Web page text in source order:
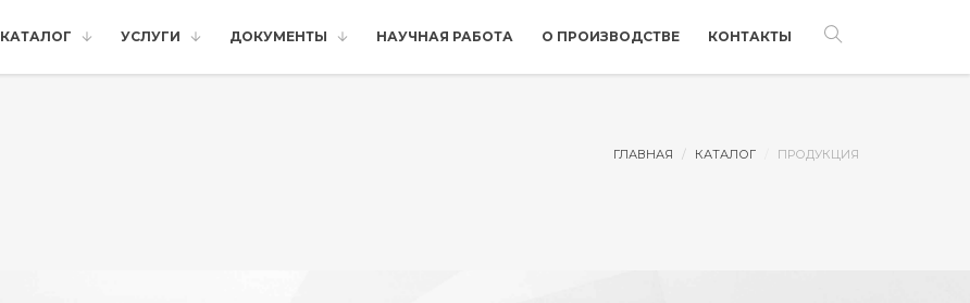
КАТАЛОГ УСЛУГИ ДОКУМЕНТЫ НАУЧНАЯ РАБОТА О ПРОИЗВОДСТВЕ КОНТАКТЫ
ГЛАВНАЯ КАТАЛОГ ПРОДУКЦИЯ